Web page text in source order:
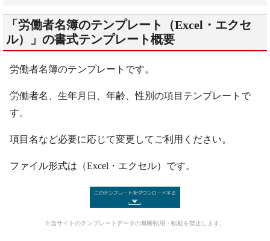
「労働者名簿のテンプレート（Excel・エクセ
ル）」の書式テンプレート概要
労働者名簿のテンプレートです。
労働者名、生年月日、年齢、性別の項目テンプレートで
す。
項目名など必要に応じて変更してご利用ください。
ファイル形式は（Excel・エクセル）です。
※当サイトのテンプレートデータの無断転用・転載を禁止します。